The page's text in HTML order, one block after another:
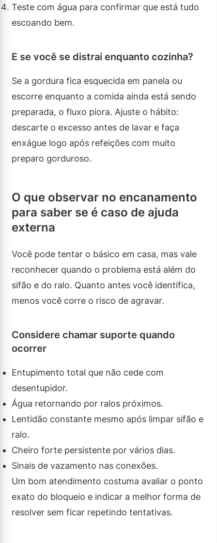
Teste com água para confirmar que está tudo
escoando bem.
E se você se distrai enquanto cozinha?
Se a gordura fica esquecida em panela ou
escorre enquanto a comida ainda está sendo
preparada, o fluxo piora. Ajuste o hábito:
descarte o excesso antes de lavar e faça
enxágue logo após refeições com muito
preparo gorduroso.
O que observar no encanamento
para saber se é caso de ajuda
externa
Você pode tentar o básico em casa, mas vale
reconhecer quando o problema está além do
sifão e do ralo. Quanto antes você identifica,
menos você corre o risco de agravar.
Considere chamar suporte quando
ocorrer
Entupimento total que não cede com
desentupidor.
Água retornando por ralos próximos.
Lentidão constante mesmo após limpar sifão e
ralo.
Cheiro forte persistente por vários dias.
Sinais de vazamento nas conexões.
Um bom atendimento costuma avaliar o ponto
exato do bloqueio e indicar a melhor forma de
resolver sem ficar repetindo tentativas.